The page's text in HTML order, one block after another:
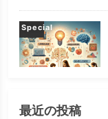
Special
最近の投稿